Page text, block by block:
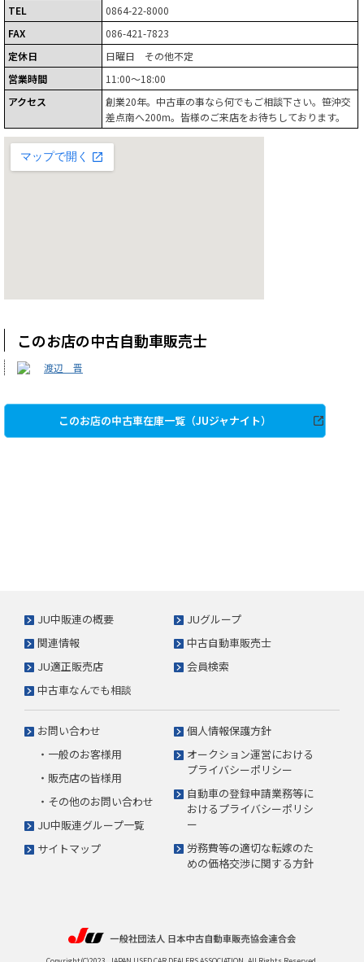
TEL
0864-22-8000
FAX
086-421-7823
定休日
日曜日 その他不定
営業時間
11:00～18:00
アクセス
創業20年。中古車の事なら何でもご相談下さい。笹沖交
差点南へ200m。皆様のご来店をお待ちしております。
このお店の中古自動車販売士
渡辺 晋
このお店の中古車在庫一覧（JUジャナイト）
JU中販連の概要
JUグループ
関連情報
中古自動車販売士
JU適正販売店
会員検索
中古車なんでも相談
お問い合わせ
・一般のお客様用
・販売店の皆様用
・その他のお問い合わせ
JU中販連グループ一覧
サイトマップ
個人情報保護方針
オークション運営における
プライバシーポリシー
自動車の登録申請業務等に
おけるプライバシーポリシ
ー
労務費等の適切な転嫁のた
めの価格交渉に関する方針